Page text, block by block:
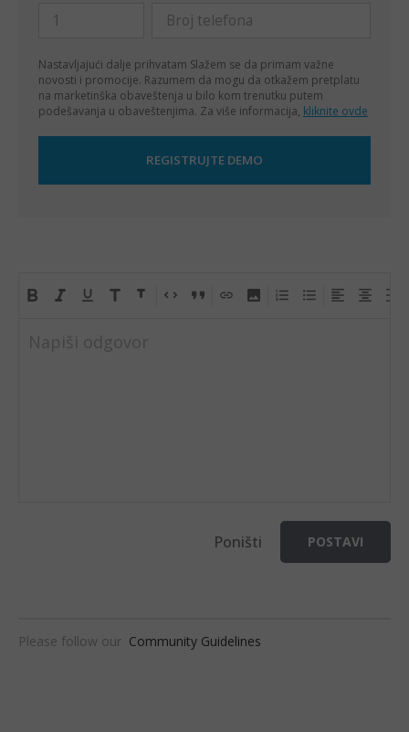
Nastavljajući dalje prihvatam Slažem se da primam važne
novosti i promocije. Razumem da mogu da otkažem pretplatu
na marketinška obaveštenja u bilo kom trenutku putem
podešavanja u obaveštenjima. Za više informacija, kliknite ovde
Napiši odgovor
Poništi POSTAVI
Please follow our Community Guidelines